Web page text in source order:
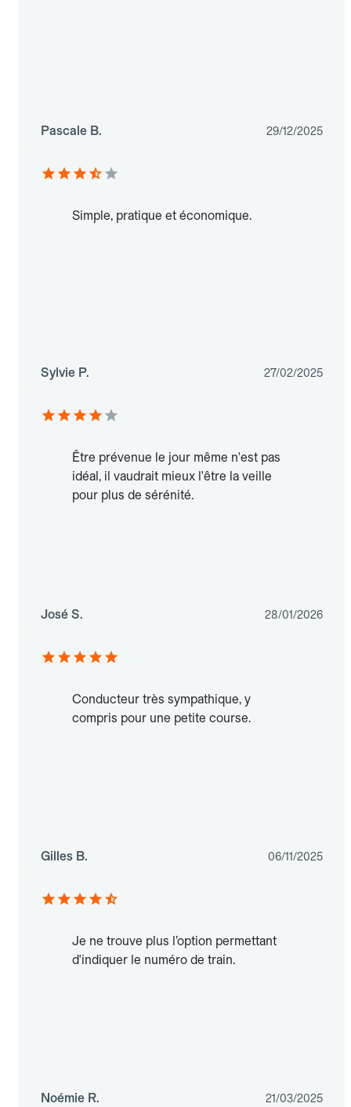
Pascale B. 29/12/2025
Simple, pratique et économique.
Sylvie P. 27/02/2025
Être prévenue le jour même n'est pas
idéal, il vaudrait mieux l'être la veille
pour plus de sérénité.
José S. 28/01/2026
Conducteur très sympathique, y
compris pour une petite course.
Gilles B. 06/11/2025
Je ne trouve plus l’option permettant
d'indiquer le numéro de train.
Noémie R. 21/03/2025